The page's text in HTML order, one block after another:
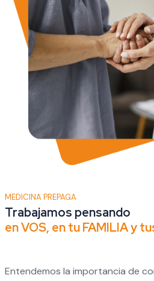
MEDICINA PREPAGA
Trabajamos pensando
en VOS, en tu FAMILIA y
Entendemos la importancia de